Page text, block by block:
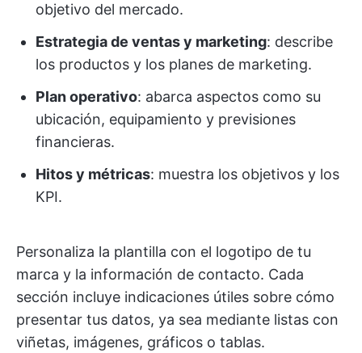
objetivo del mercado.
Estrategia de ventas y marketing: describe
los productos y los planes de marketing.
Plan operativo: abarca aspectos como su
ubicación, equipamiento y previsiones
financieras.
Hitos y métricas: muestra los objetivos y los
KPI.
Personaliza la plantilla con el logotipo de tu
marca y la información de contacto. Cada
sección incluye indicaciones útiles sobre cómo
presentar tus datos, ya sea mediante listas con
viñetas, imágenes, gráficos o tablas.